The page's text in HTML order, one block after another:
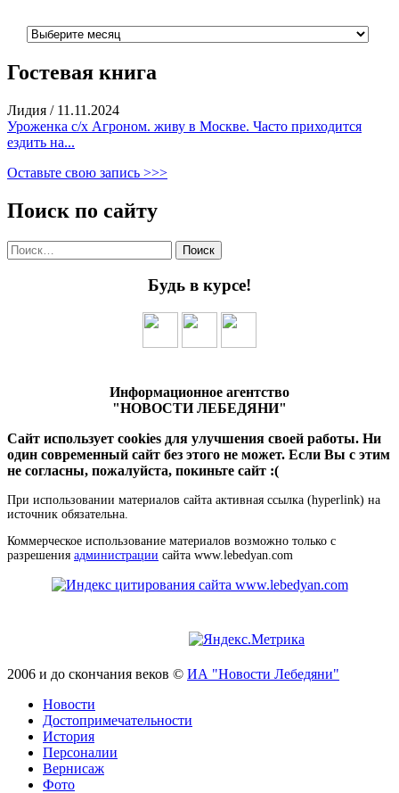
Архивы
Гостевая книга
Лидия / 11.11.2024
Уроженка с/х Агроном. живу в Москве. Часто приходится
ездить на...
Оставьте свою запись >>>
Поиск по сайту
Найти:
Будь в курсе!
Информационное агентство
"НОВОСТИ ЛЕБЕДЯНИ"
Сайт использует cookies для улучшения своей работы. Ни
один современный сайт без этого не может. Если Вы с этим
не согласны, пожалуйста, покиньте сайт :(
При использовании материалов сайта активная ссылка (hyperlink) на
источник обязательна.
Коммерческое использование материалов возможно только с
разрешения администрации сайта www.lebedyan.com
2006 и до скончания веков © ИА "Новости Лебедяни"
Новости
Достопримечательности
История
Персоналии
Вернисаж
Фото